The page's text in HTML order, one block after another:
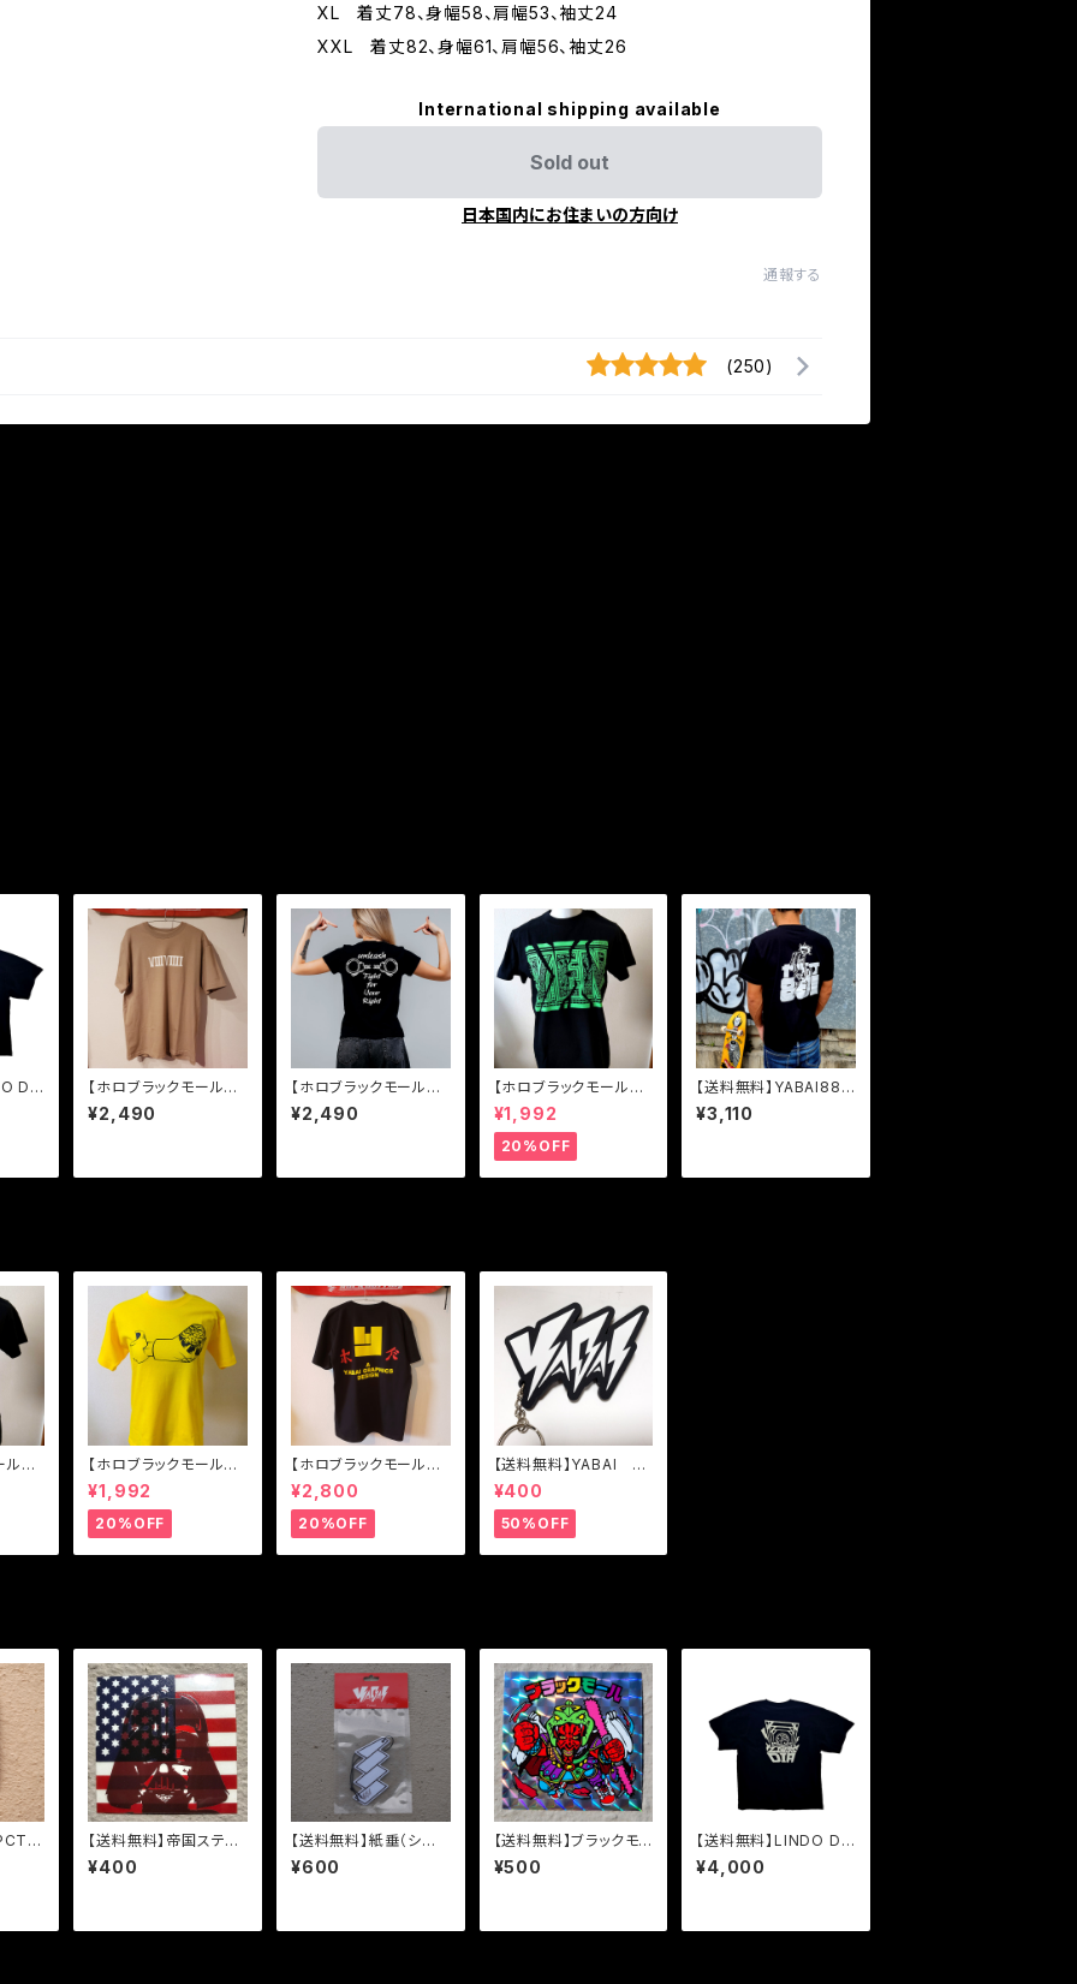
XL 着丈78、身幅58、肩幅53、袖丈24
XXL 着丈82、身幅61、肩幅56、袖丈26
International shipping available
Sold out
日本国内にお住まいの方向け
通報する
(250)
DI
【ホロブラックモール特
典有り】【送料無料】42
0
¥2,490
【ホロブラックモール特
典有り】【送料無料】unl
eash/解放
¥2,490
【ホロブラックモール特
典有り】【ホロブラックモ
ール特典有り】【送料無
料】YEN(円と縁) Tシ
ャツ
¥1,992
20%OFF
【送料無料】YABAI881
【ゴルゴパロディTシャ
ツ】
¥3,110
ル特
【ホロブラックモール特
典有り】【送料無料】アウ
トロー Tシャツ
¥1,992
20%OFF
【ホロブラックモール特
典有り】【送料無料】YA
BAI ゴールデンハーベ
スト ヌンチャク
¥2,800
20%OFF
【送料無料】YABAI キ
ーホルダー（ラージ）
¥400
50%OFF
R
【送料無料】帝国ステッ
カー【48mm x 48m
m】
¥400
【送料無料】紙垂（シ
デ）、エアフレッシュナー
【フォレスト】
¥600
【送料無料】ブラックモ
ール
¥500
【送料無料】LINDO DI
A【ブラック】
¥4,000